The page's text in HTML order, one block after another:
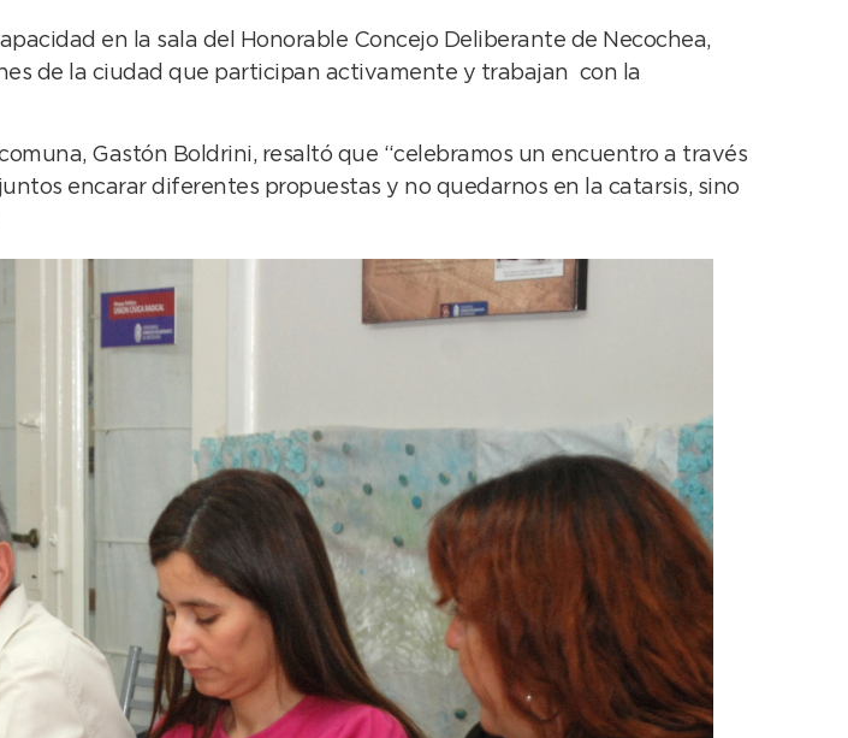
en la sala del Honorable Concejo Deliberante de Necochea,
de la ciudad que participan activamente y trabajan con la
Gastón Boldrini, resaltó que “celebramos un encuentro a través
encarar diferentes propuestas y no quedarnos en la catarsis, sino